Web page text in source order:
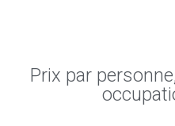
Prix par